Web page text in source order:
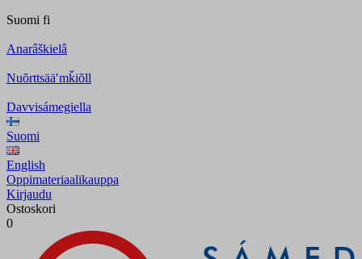
Suomi fi
Anarâškielâ
Nuõrttsääʹmǩiõll
Davvisámegiella
Suomi
English
Oppimateriaalikauppa
Kirjaudu
Ostoskori
0